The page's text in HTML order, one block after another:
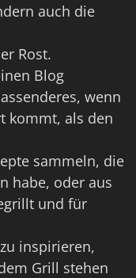
auch die
Rost.
Blog
wenn
kommt, als den
sammeln, die
habe, oder aus
und für
inspirieren,
Grill stehen